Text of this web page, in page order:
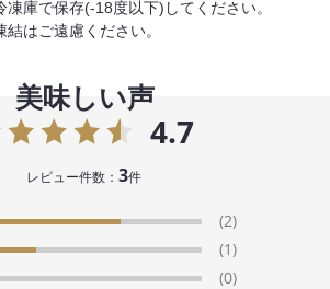
凍庫で保存(-18度以下)してください。
はご遠慮ください。
美味しい声
4.7
レビュー件数：3件
(2)
(1)
(0)